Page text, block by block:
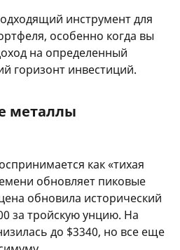
инструмент для
особенно когда вы
на определенный
горизонт инвестиций.
металлы
как «тихая
обновляет пиковые
обновила исторический
за тройскую унцию. На
до $3340, но все еще